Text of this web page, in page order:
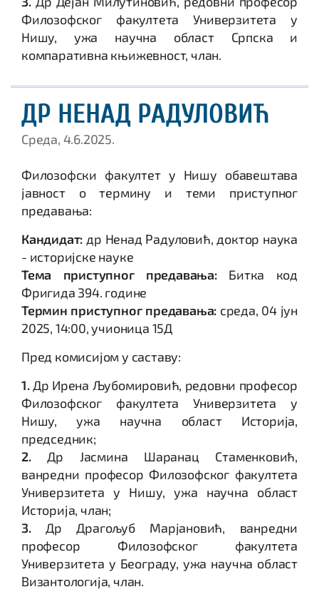
Филозофског факултета Универзитета у
Нишу, ужа научна област Српска и
компаративна књижевност, члан.
ДР НЕНАД РАДУЛОВИЋ
Среда, 4.6.2025.
Филозофски факултет у Нишу обавештава
јавност о термину и теми приступног
предавања:
Кандидат:др Ненад Радуловић, доктор наука
- историјске науке
Тема приступног предавања: Битка код
Фригида 394. године
Термин приступног предавања: среда, 04 јун
2025, 14:00, учионица 15Д
Пред комисијом у саставу:
1.Др Ирена Љубомировић, редовни професор
Филозофског факултета Универзитета у
Нишу, ужа научна област Историја,
председник;
2.Др Јасмина Шаранац Стаменковић,
ванредни професор Филозофског факултета
Универзитета у Нишу, ужа научна област
Историја, члан;
3.Др Драгољуб Марјановић, ванредни
професор Филозофског факултета
Универзитета у Београду, ужа научна област
Византологија, члан.